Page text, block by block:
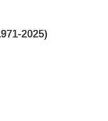
2025)